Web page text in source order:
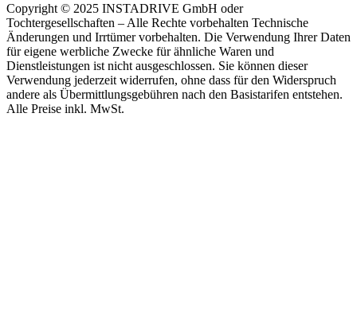
Copyright © 2025 INSTADRIVE GmbH oder
Tochtergesellschaften – Alle Rechte vorbehalten Technische
Änderungen und Irrtümer vorbehalten. Die Verwendung Ihrer Daten
für eigene werbliche Zwecke für ähnliche Waren und
Dienstleistungen ist nicht ausgeschlossen. Sie können dieser
Verwendung jederzeit widerrufen, ohne dass für den Widerspruch
andere als Übermittlungsgebühren nach den Basistarifen entstehen.
Alle Preise inkl. MwSt.